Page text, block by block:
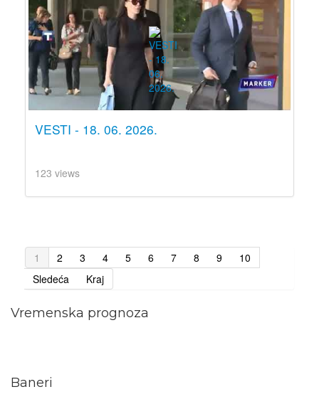
VESTI - 18. 06. 2026.
123 views
1 2 3 4 5 6 7 8 9
10
Sledeća
Kraj
Vremenska prognoza
Baneri